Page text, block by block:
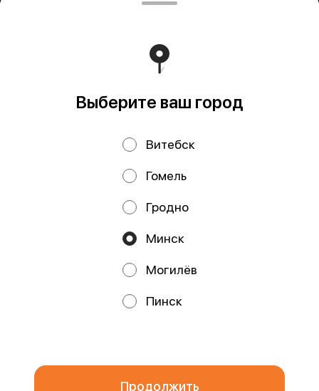
аналитических сервисов согласно нашейполитике
конфиденциальности
Торговом реестре Республики Беларусь 18.01.2021г.
Работает на эффективном ядре
Политика конфиденциальности
Выберите ваш город
Витебск
Гомель
Гродно
Минск
Могилёв
Пинск